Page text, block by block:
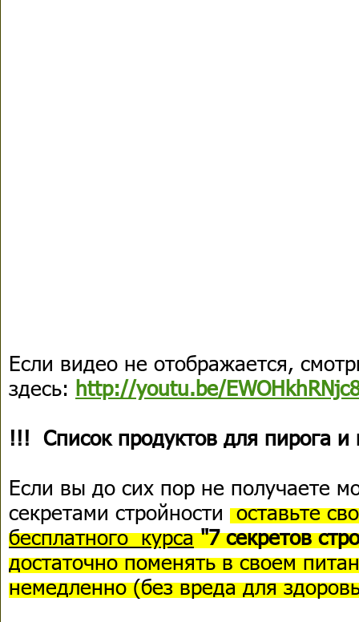
Если видео не отображается,
здесь: http://youtu.be/
!!! Список продуктов для пирога
Если вы до сих пор не получаете
секретами стройности оставьте
бесплатного курса "7 секретов
достаточно поменять в своем
немедленно (без вреда для